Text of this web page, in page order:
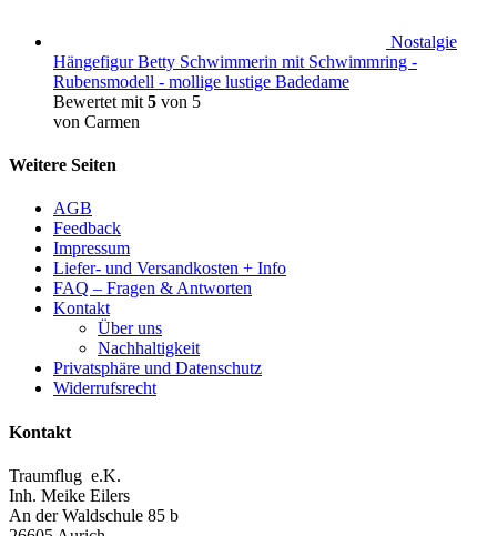
Nostalgie
Hängefigur Betty Schwimmerin mit Schwimmring -
Rubensmodell - mollige lustige Badedame
Bewertet mit 5 von 5
von Carmen
Weitere Seiten
AGB
Feedback
Impressum
Liefer- und Versandkosten + Info
FAQ – Fragen & Antworten
Kontakt
Über uns
Nachhaltigkeit
Privatsphäre und Datenschutz
Widerrufsrecht
Kontakt
Traumflug e.K.
Inh. Meike Eilers
An der Waldschule 85 b